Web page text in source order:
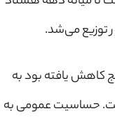
توزیع می‌شد.
کاهش یافته بود به
حساسیت عمومی به